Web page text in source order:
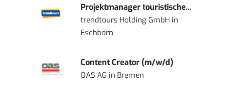
Projektmanager touristische...
trendtours Holding GmbH in
Eschborn
Content Creator (m/w/d)
OAS AG in Bremen